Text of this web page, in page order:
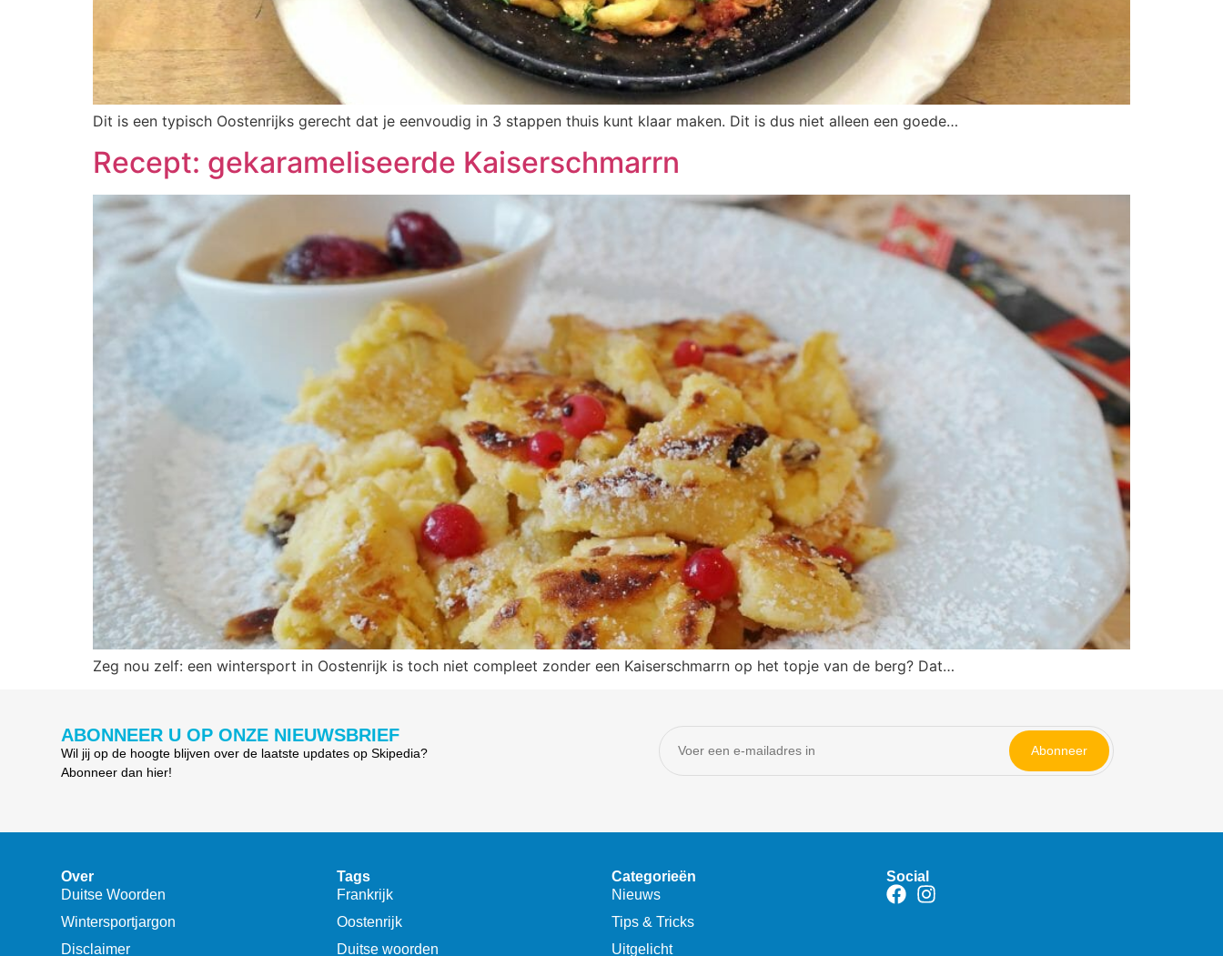
Dit is een typisch Oostenrijks gerecht dat je eenvoudig in 3 stappen thuis kunt klaar maken. Dit is dus niet alleen een goede…
Recept: gekarameliseerde Kaiserschmarrn
Zeg nou zelf: een wintersport in Oostenrijk is toch niet compleet zonder een Kaiserschmarrn op het topje van de berg? Dat…
ABONNEER U OP ONZE NIEUWSBRIEF
Wil jij op de hoogte blijven over de laatste updates op Skipedia?
Abonneer dan hier!
Abonneer
Over
Duitse Woorden
Wintersportjargon
Disclaimer
Tags
Frankrijk
Oostenrijk
Duitse woorden
Categorieën
Nieuws
Tips & Tricks
Uitgelicht
Social